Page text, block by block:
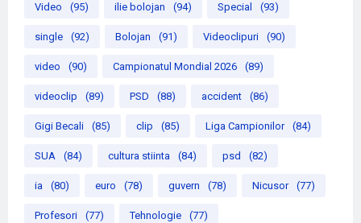
Video (95) ilie bolojan (94) Special (93)
single (92) Bolojan (91) Videoclipuri (90)
video (90) Campionatul Mondial 2026 (89)
videoclip (89) PSD (88) accident (86)
Gigi Becali (85) clip (85) Liga Campionilor (84)
SUA (84) cultura stiinta (84) psd (82)
ia (80) euro (78) guvern (78) Nicusor (77)
Profesori (77) Tehnologie (77)